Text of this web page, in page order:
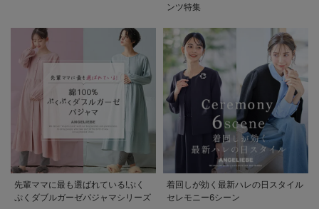
ンツ特集
先輩ママに最も選ばれている!ぷく
ぷくダブルガーゼパジャマシリーズ
着回しが効く最新ハレの日スタイル
セレモニー6シーン